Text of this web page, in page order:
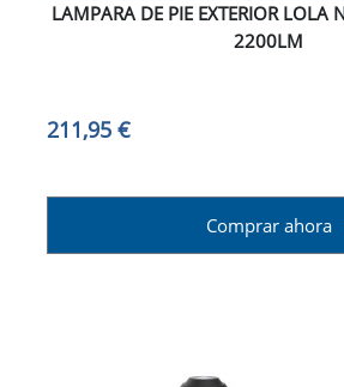
LAMPARA DE PIE EXTERIOR LOLA
2200LM
211,95 €
Comprar ahora